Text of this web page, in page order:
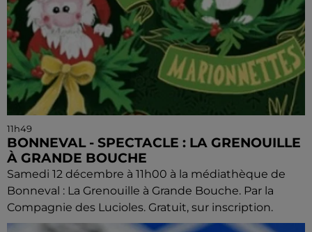
11h49
BONNEVAL - SPECTACLE : LA GRENOUILLE
À GRANDE BOUCHE
Samedi 12 décembre à 11h00 à la médiathèque de
Bonneval : La Grenouille à Grande Bouche. Par la
Compagnie des Lucioles. Gratuit, sur inscription.